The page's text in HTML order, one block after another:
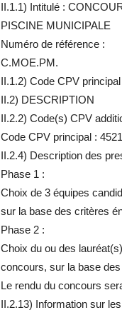
II.1.1) Intitulé :
PISCINE MUNICIPALE
Numéro de référence :
C.MOE.PM.
II.1.2) Code CPV
II.2) DESCRIPTION
II.2.2) Code(s) CPV
Code CPV principal :
II.2.4) Description des
Phase 1 :
Choix de 3 équipes
sur la base des critères
Phase 2 :
Choix du ou des
concours, sur la base
Le rendu du concours
II.2.13) Information sur